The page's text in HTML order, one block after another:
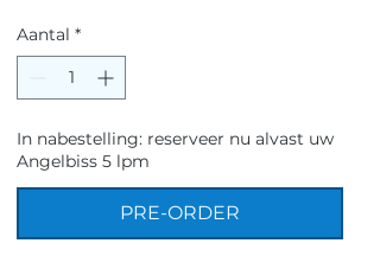
Aantal *
In nabestelling: reserveer nu alvast uw
Angelbiss 5 lpm
PRE-ORDER